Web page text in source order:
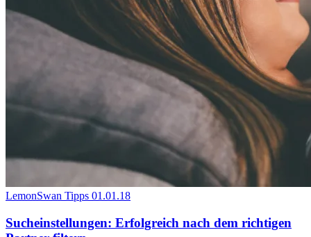
LemonSwan Tipps 01.01.18
Sucheinstellungen: Erfolgreich nach dem richtigen